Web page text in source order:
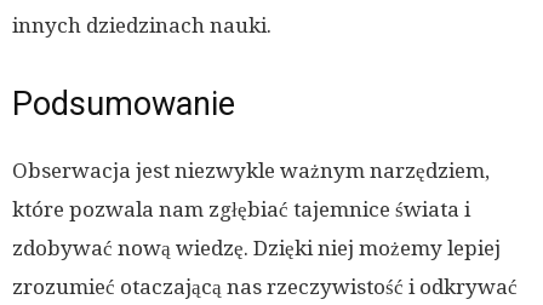
innych dziedzinach nauki.
Podsumowanie
Obserwacja jest niezwykle ważnym narzędziem,
które pozwala nam zgłębiać tajemnice świata i
zdobywać nową wiedzę. Dzięki niej możemy lepiej
zrozumieć otaczającą nas rzeczywistość i odkrywać